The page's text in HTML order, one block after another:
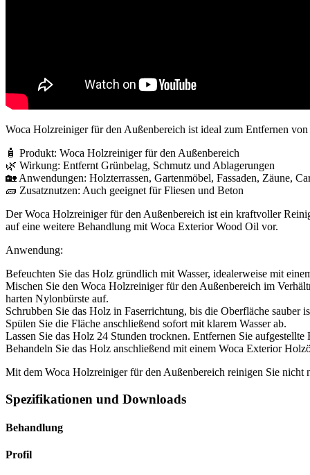
Woca Holzreiniger für den Außenbereich ist ideal zum Entfernen
🧴 Produkt: Woca Holzreiniger für den Außenbereich
🌿 Wirkung: Entfernt Grünbelag, Schmutz und Ablagerungen
🏡 Anwendungen: Holzterrassen, Gartenmöbel, Fassaden, Zäune,
🧱 Zusatznutzen: Auch geeignet für Fliesen und Beton
Der Woca Holzreiniger für den Außenbereich ist ein kraftvoller
auf eine weitere Behandlung mit Woca Exterior Wood Oil vor.
Anwendung:
Befeuchten Sie das Holz gründlich mit Wasser, idealerweise mit
Mischen Sie den Woca Holzreiniger für den Außenbereich im
harten Nylonbürste auf.
Schrubben Sie das Holz in Faserrichtung, bis die Oberfläche sauber
Spülen Sie die Fläche anschließend sofort mit klarem Wasser ab.
Lassen Sie das Holz 24 Stunden trocknen. Entfernen Sie
Behandeln Sie das Holz anschließend mit einem Woca Exterior
Mit dem Woca Holzreiniger für den Außenbereich reinigen Sie nicht
Spezifikationen und Downloads
Behandlung
Profil